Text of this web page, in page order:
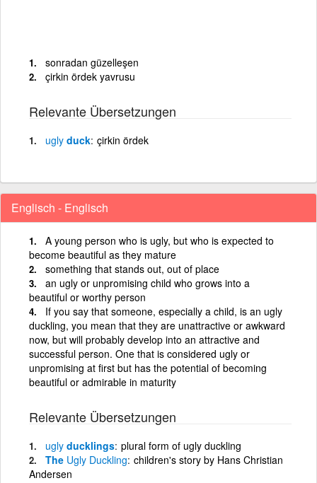
sonradan güzelleşen
çirkin ördek yavrusu
Relevante Übersetzungen
ugly duck çirkin ördek
Englisch - Englisch
A young person who is ugly, but who is expected to
become beautiful as they mature
something that stands out, out of place
an ugly or unpromising child who grows into a
beautiful or worthy person
If you say that someone, especially a child, is an ugly
duckling, you mean that they are unattractive or awkward
now, but will probably develop into an attractive and
successful person. One that is considered ugly or
unpromising at first but has the potential of becoming
beautiful or admirable in maturity
Relevante Übersetzungen
ugly ducklings plural form of ugly duckling
The Ugly Duckling children's story by Hans Christian
Andersen